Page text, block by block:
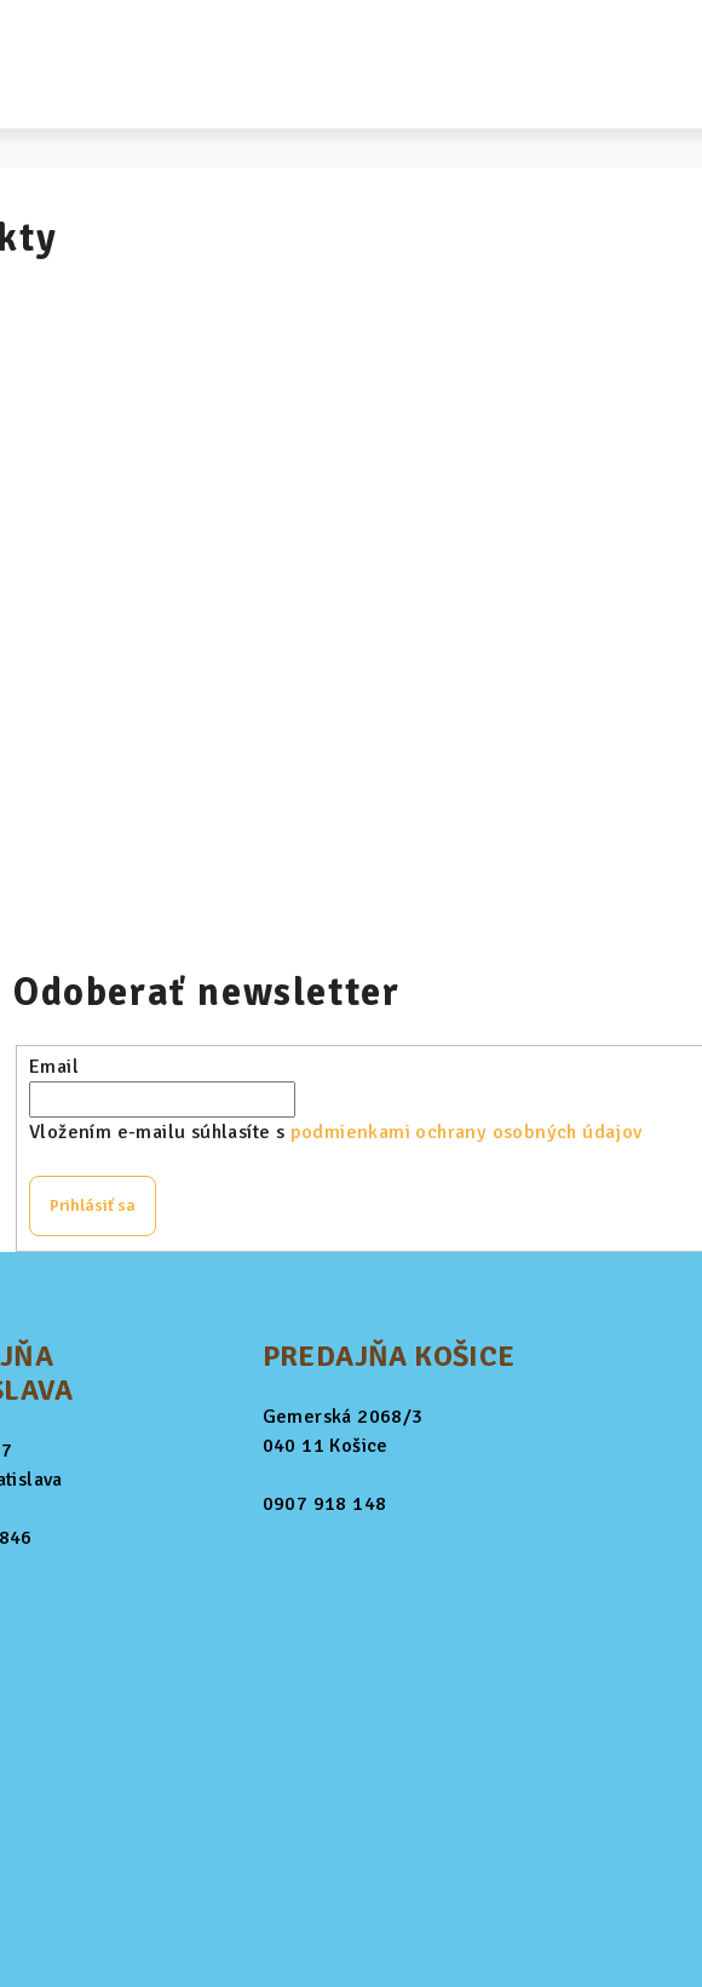
Odoberať newsletter
Email
Vložením e-mailu súhlasíte s podmienkami ochrany osobných údajov
Prihlásiť sa
PREDAJŇA KOŠICE
Gemerská 2068/3
040 11 Košice
0907 918 148